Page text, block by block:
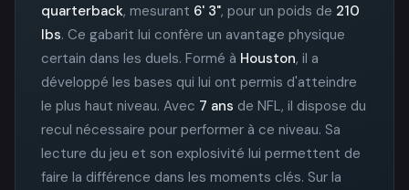
quarterback, mesurant 6' 3", pour un poids de 210
lbs. Ce gabarit lui confère un avantage physique
certain dans les duels. Formé à Houston, il a
développé les bases qui lui ont permis d'atteindre
le plus haut niveau. Avec 7 ans de NFL, il dispose du
recul nécessaire pour performer à ce niveau. Sa
lecture du jeu et son explosivité lui permettent de
faire la différence dans les moments clés. Sur la